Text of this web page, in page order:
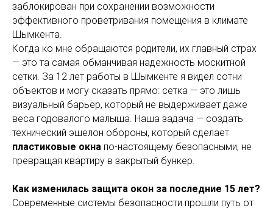
заблокирован при сохранении возможности
эффективного проветривания помещения в климате
Шымкента.
Когда ко мне обращаются родители, их главный страх
— это та самая обманчивая надежность москитной
сетки. За 12 лет работы в Шымкенте я видел сотни
объектов и могу сказать прямо: сетка — это лишь
визуальный барьер, который не выдерживает даже
веса годовалого малыша. Наша задача — создать
технический эшелон обороны, который сделает
пластиковые окна по-настоящему безопасными, не
превращая квартиру в закрытый бункер.
Как изменилась защита окон за последние 15 лет?
Современные системы безопасности прошли путь от